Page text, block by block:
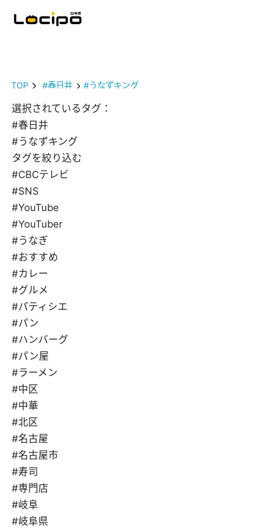
TOP #春日井 #うなずキング
選択されているタグ：
#春日井
#うなずキング
タグを絞り込む
#CBCテレビ
#SNS
#YouTube
#YouTuber
#うなぎ
#おすすめ
#カレー
#グルメ
#パティシエ
#パン
#ハンバーグ
#パン屋
#ラーメン
#中区
#中華
#北区
#名古屋
#名古屋市
#寿司
#専門店
#岐阜
#岐阜県